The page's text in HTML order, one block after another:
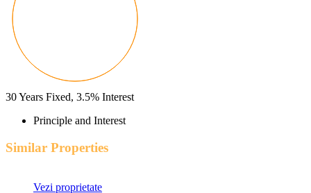
30Years Fixed, 3.5% Interest
Principle and Interest
Similar Properties
Vezi proprietate